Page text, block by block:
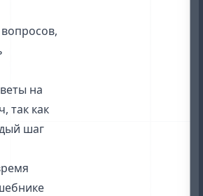
на
так как
шаг